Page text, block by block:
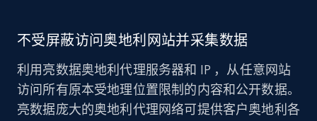
不受屏蔽访问奥地利网站并采集数据
利用亮数据奥地利代理服务器和 IP ，从任意网站
访问所有原本受地理位置限制的内容和公开数据。
亮数据庞大的奥地利代理网络可提供客户奥地利各